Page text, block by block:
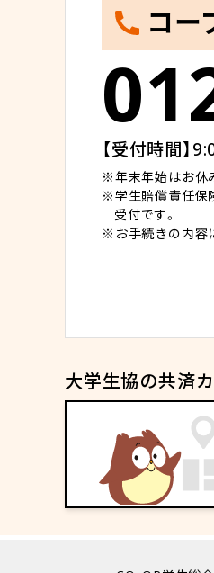
コー
【受付時間】
年末年始はお休
学生賠償責任保
受付です。
お手続きの内容
大学生協の共済